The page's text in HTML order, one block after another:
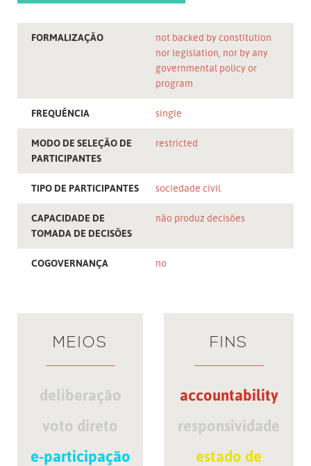
FORMALIZAÇÃO
not backed by constitution
nor legislation, nor by any
governmental policy or
program
FREQUÊNCIA single
MODO DE SELEÇÃO DE
PARTICIPANTES
restricted
TIPO DE PARTICIPANTES sociedade civil
CAPACIDADE DE
TOMADA DE DECISÕES
não produz decisões
COGOVERNANÇA no
MEIOS
deliberação
voto direto
e-participação
FINS
accountability
responsividade
estado de